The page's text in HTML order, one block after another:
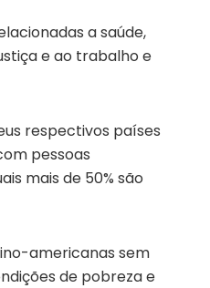
a saúde,
e ao trabalho e
respectivos países
pessoas
mais de 50% são
americanas sem
de pobreza e